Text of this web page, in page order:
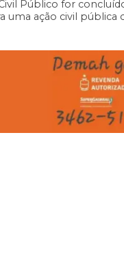
Público for
uma ação civil